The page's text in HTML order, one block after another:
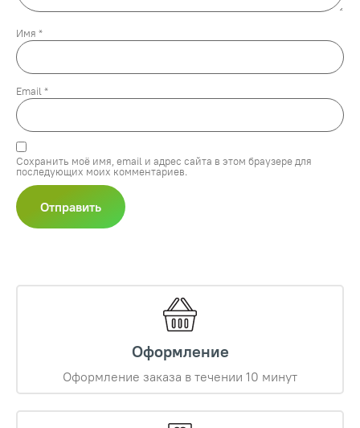
Имя *
Email *
Сохранить моё имя, email и адрес сайта в этом браузере для
последующих моих комментариев.
Оформление
Оформление заказа в течении 10 минут